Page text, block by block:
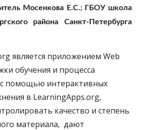
Мосенкова Е.С.; ГБОУ школа
района Санкт-Петербурга
обучения и процесса
помощью интерактивных
в LearningApps.org,
качество и степень
материала,  дают